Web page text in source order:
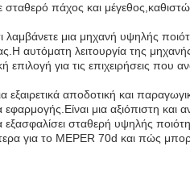
σταθερό πάχος και
λαμβάνετε μια μηχανή υψηλής
αυτόματη λειτουργία της
για τις επιχειρήσεις που
αποδοτική και
μια αξιόπιστη και
σταθερή υψηλής
για το MEPER 70d και πώς